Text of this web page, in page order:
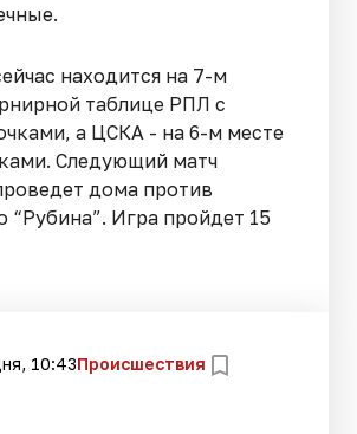
находится на 7-м
таблице РПЛ с
а ЦСКА - на 6-м месте
Следующий матч
дома против
“Рубина”. Игра пройдет 15
10:43Происшествия